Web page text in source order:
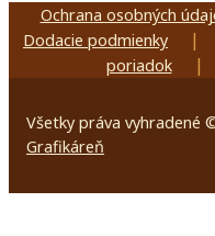
Ochrana osobných
Dodacie podmienky |
poriadok
|
Všetky práva vyhradené
Grafikáreň